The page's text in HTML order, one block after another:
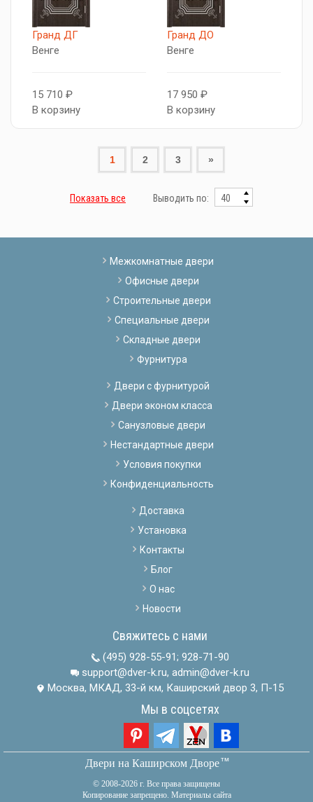
Гранд ДГ
Венге
15 710 ₽
В корзину
Гранд ДО
Венге
17 950 ₽
В корзину
1 2 3 »
Показать все Выводить по:
Межкомнатные двери
Офисные двери
Строительные двери
Специальные двери
Складные двери
Фурнитура
Двери с фурнитурой
Двери эконом класса
Санузловые двери
Нестандартные двери
Условия покупки
Конфиденциальность
Доставка
Установка
Контакты
Блог
О нас
Новости
Свяжитесь с нами
(495) 928-55-91; 928-71-90
support@dver-k.ru, admin@dver-k.ru
Москва, МКАД, 33-й км, Каширский двор 3, П-15
Мы в соцсетях
Двери на Каширском Дворетм
© 2008-2026 г. Все права защищены
Копирование запрещено. Материалы сайта